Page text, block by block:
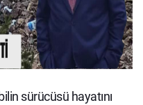
sürücüsü hayatını